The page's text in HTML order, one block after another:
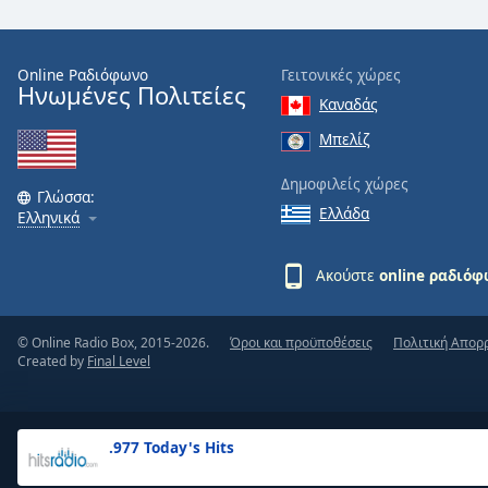
Text
Opacity
Opacity
Background
.977 Today's Hits
Online Ραδιόφωνο
Ηνωμένες Πολιτείες
Γλώσσα:
Ελληνικά
Γειτονικές χώρες
Καναδάς
Μπελίζ
Δημοφιλείς χώρες
Ελλάδα
Ακούστε online
© Online Radio Box, 2015-2026.
Created by Final Level
Όροι και προϋποθέσεις Πολιτική